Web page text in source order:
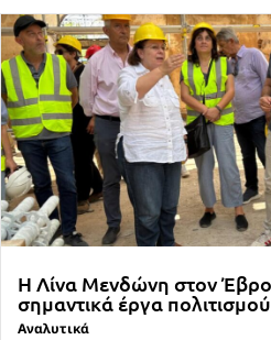
Η Λίνα Μενδώνη στον
σημαντικά έργα πολιτισμού
Αναλυτικά